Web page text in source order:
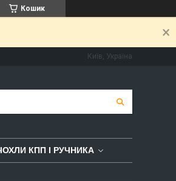
Кошик
Київ, Україна
КПП І РУЧНИКА